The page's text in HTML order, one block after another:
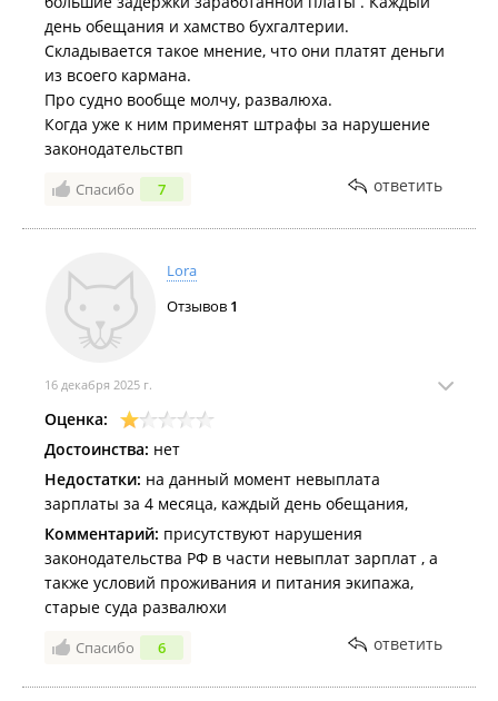
день обещания и хамство бухгалтерии.
Складывается такое мнение, что они платят деньги
из всоего кармана.
Про судно вообще молчу, развалюха.
Когда уже к ним применят штрафы за нарушение
законодательствп
Спасибо 7 ответить
Lora
Отзывов 1
16 декабря 2025 г.
Оценка:
Достоинства: нет
Недостатки: на данный момент невыплата
зарплаты за 4 месяца, каждый день обещания,
Комментарий: присутствуют нарушения
законодательства РФ в части невыплат зарплат , а
также условий проживания и питания экипажа,
старые суда развалюхи
Спасибо 6 ответить